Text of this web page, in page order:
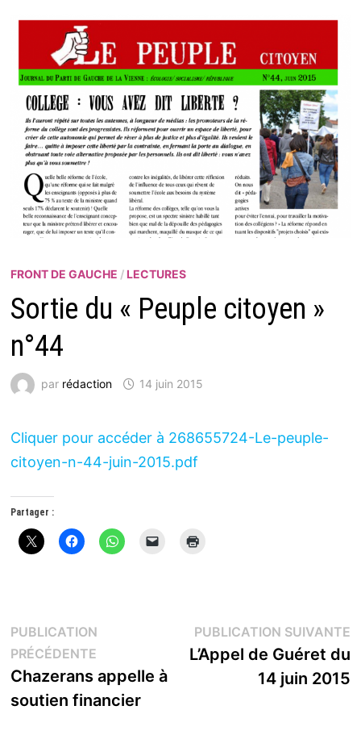
FRONT DE GAUCHE / LECTURES
Sortie du « Peuple citoyen »
n°44
par rédaction 14 juin 2015
Cliquer pour accéder à 268655724-Le-peuple-
citoyen-n-44-juin-2015.pdf
Partager :
Navigation
de
l’article
PUBLICATION
PRÉCÉDENTEPublication
précédente :
Chazerans appelle à
soutien financier
PUBLICATION SUIVANTE
L’Appel de Guéret du
14 juin 2015